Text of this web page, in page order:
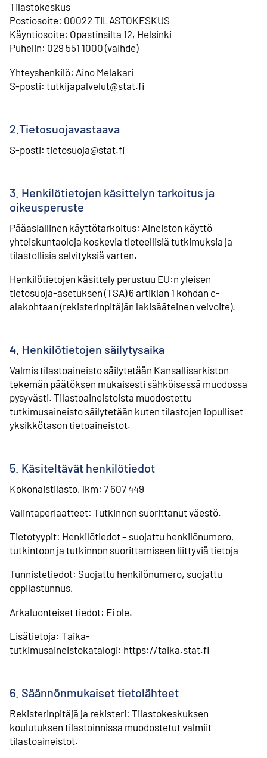
Tilastokeskus
⁠Postiosoite: 00022 TILASTOKESKUS
⁠Käyntiosoite: Opastinsilta 12, Helsinki
⁠Puhelin: 029 551 1000 (vaihde)
Yhteyshenkilö: Aino Melakari
⁠S-posti: tutkijapalvelut@stat.fi
2.Tietosuojavastaava
S-posti: tietosuoja@stat.fi
3. Henkilötietojen käsittelyn tarkoitus ja
oikeusperuste
Pääasiallinen käyttötarkoitus: Aineiston käyttö
yhteiskuntaoloja koskevia tieteellisiä tutkimuksia ja
tilastollisia selvityksiä varten.
Henkilötietojen käsittely perustuu EU:n yleisen
tietosuoja-asetuksen (TSA) 6 artiklan 1 kohdan c-
alakohtaan (rekisterinpitäjän lakisääteinen velvoite).
4. Henkilötietojen säilytysaika
Valmis tilastoaineisto säilytetään Kansallisarkiston
tekemän päätöksen mukaisesti sähköisessä muodossa
pysyvästi. Tilastoaineistoista muodostettu
tutkimusaineisto säilytetään kuten tilastojen lopulliset
yksikkötason tietoaineistot.
5. Käsiteltävät henkilötiedot
Kokonaistilasto, lkm: 7 607 449
Valintaperiaatteet: Tutkinnon suorittanut väestö.
Tietotyypit: Henkilötiedot – suojattu henkilönumero,
tutkintoon ja tutkinnon suorittamiseen liittyviä tietoja
Tunnistetiedot: Suojattu henkilönumero, suojattu
oppilastunnus,
Arkaluonteiset tiedot: Ei ole.
Lisätietoja: Taika-
tutkimusaineistokatalogi: https://taika.stat.fi
6. Säännönmukaiset tietolähteet
Rekisterinpitäjä ja rekisteri: Tilastokeskuksen
koulutuksen tilastoinnissa muodostetut valmiit
tilastoaineistot.